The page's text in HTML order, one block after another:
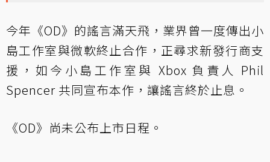
今年《OD》的謠言滿天飛，業界曾一度傳出小
島工作室與微軟終止合作，正尋求新發行商支
援，如今小島工作室與 Xbox 負責人 Phil
Spencer 共同宣布本作，讓謠言終於止息。
《OD》尚未公布上市日程。